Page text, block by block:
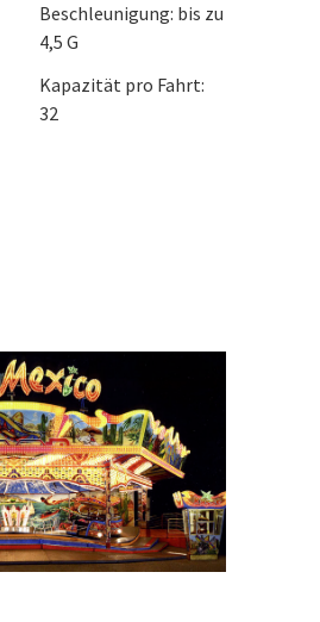
Beschleunigung: bis zu
4,5 G
Kapazität pro Fahrt:
32